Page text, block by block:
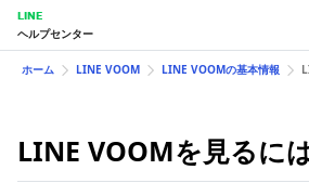
LINE
ヘルプセンター
ホーム LINE VOOM LINE VOOMの基本情報
LINE VOOMを見るに